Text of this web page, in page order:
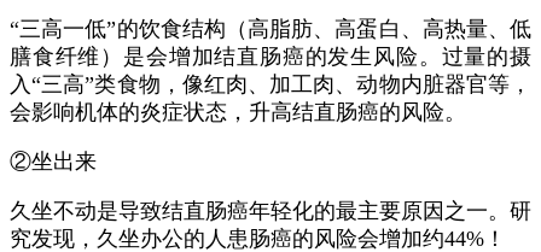
“三高一低”的饮食结构（高脂肪、高蛋白、高热量、低
膳食纤维）是会增加结直肠癌的发生风险。过量的摄
入“三高”类食物，像红肉、加工肉、动物内脏器官等，
会影响机体的炎症状态，升高结直肠癌的风险。
②坐出来
久坐不动是导致结直肠癌年轻化的最主要原因之一。研
究发现，久坐办公的人患肠癌的风险会增加约44%！